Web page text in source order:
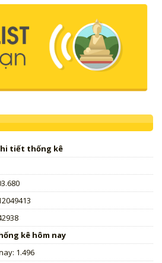
tiết thống kê
kê hôm nay
1.496